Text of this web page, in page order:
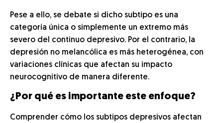
Pese a ello, se debate si dicho subtipo es una
categoría única o simplemente un extremo más
severo del continuo depresivo. Por el contrario, la
depresión no melancólica es más heterogénea, con
variaciones clínicas que afectan su impacto
neurocognitivo de manera diferente.
¿Por qué es importante este enfoque?
Comprender cómo los subtipos depresivos afectan